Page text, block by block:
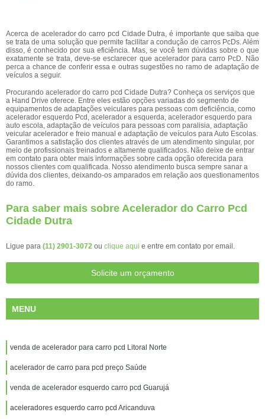
Acerca de acelerador do carro pcd Cidade Dutra, é importante que saiba que
se trata de uma solução que permite facilitar a condução de carros PcDs. Além
disso, é conhecido por sua eficiência. Mas, se você tem dúvidas sobre o que
exatamente se trata, deve-se esclarecer que acelerador para carro PcD. Não
perca a chance de conferir essa e outras sugestões no ramo de adaptação de
veículos a seguir.
Procurando acelerador do carro pcd Cidade Dutra? Conheça os serviços que
a Hand Drive oferece. Entre eles estão opções variadas do segmento de
equipamentos de adaptações veiculares para pessoas com deficiência, como
acelerador esquerdo Pcd, acelerador a esquerda, acelerador esquerdo para
auto escola, adaptação de veículos para pessoas com paralisia, adaptação
veicular acelerador e freio manual e adaptação de veículos para Auto Escolas.
Garantimos a satisfação dos clientes através de um atendimento singular, por
meio de profissionais treinados e altamente qualificados. Não deixe de entrar
em contato para obter mais informações sobre cada opção oferecida para
nossos clientes com qualificada. Nosso atendimento busca sempre sanar a
dúvida dos clientes, deixando-os amparados em relação aos questionamentos
do ramo.
Para saber mais sobre Acelerador do Carro Pcd
Cidade Dutra
Ligue para (11) 2901-3072 ou clique aqui e entre em contato por email.
Solicite um orçamento
MENU
venda de acelerador para carro pcd Litoral Norte
acelerador de carro para pcd preço Saúde
venda de acelerador esquerdo carro pcd Guarujá
aceleradores esquerdo carro pcd Aricanduva